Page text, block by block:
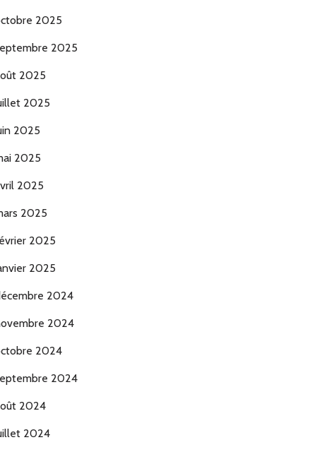
2025
2025
2025
2025
2025
2025
2025
2025
2025
2025
2024
2024
2024
2024
2024
2024